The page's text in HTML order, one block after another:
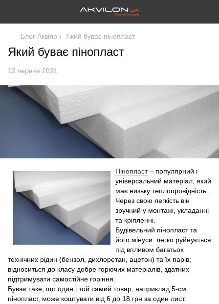
Блог Аквілон Який буває пінопласт
Який буває пінопласт
12 червня 2021
Пінопласт– популярний і
універсальний матеріал, який
має низьку теплопровідність.
Через свою легкість він
зручний у монтажі, укладанні
та кріпленні.
Будівельний пінопласт та
його мінуси: легко руйнується
під впливом багатьох
технічних рідин (бензол, дихлоретан, ацетон) та їх парів;
відноситься до класу добре горючих матеріалів, здатних
підтримувати самостійне горіння.
Буває таке, що один і той самий товар, наприклад 5-см
пінопласт, може коштувати від 6 до 18 грн за один лист.